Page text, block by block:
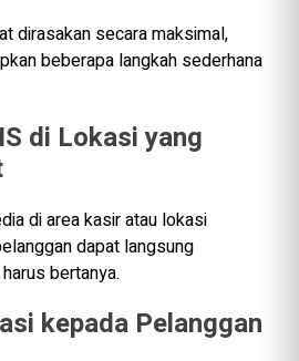
dirasakan secara maksimal,
beberapa langkah sederhana
di Lokasi yang
di area kasir atau lokasi
dapat langsung
bertanya.
kepada Pelanggan